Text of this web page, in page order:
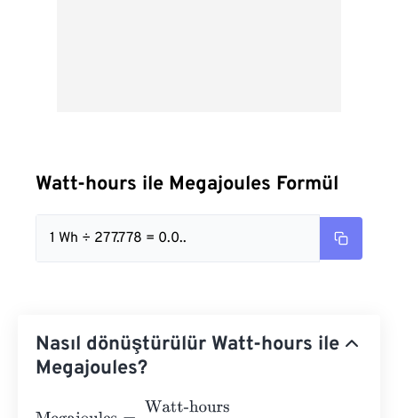
Watt-hours ile Megajoules Formül
1 Wh ÷ 277.778 = 0.0..
Nasıl dönüştürülür Watt-hours ile
Megajoules?
Megajoules Watt-hours277.778